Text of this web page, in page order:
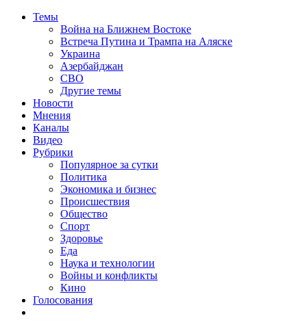
Темы
Война на Ближнем Востоке
Встреча Путина и Трампа на Аляске
Украина
Азербайджан
СВО
Другие темы
Новости
Мнения
Каналы
Видео
Рубрики
Популярное за сутки
Политика
Экономика и бизнес
Происшествия
Общество
Спорт
Здоровье
Еда
Наука и технологии
Войны и конфликты
Кино
Голосования